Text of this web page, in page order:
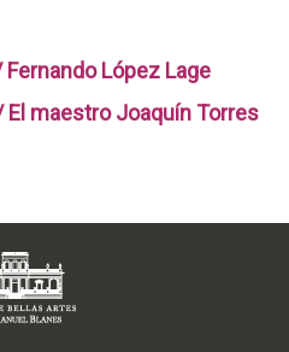
López Lage
maestro Joaquín Torres